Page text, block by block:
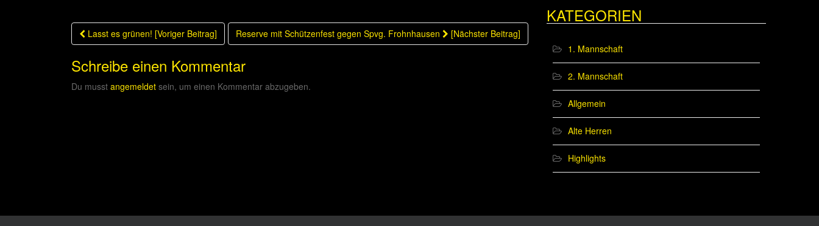
Beitragsnavigation
Lasst es grünen! [Voriger Beitrag] Reserve mit Schützenfest gegen Spvg. Frohnhausen [Nächster Beitrag]
Schreibe einen Kommentar
Du musst angemeldet sein, um einen Kommentar abzugeben.
KATEGORIEN
1. Mannschaft
2. Mannschaft
Allgemein
Alte Herren
Highlights